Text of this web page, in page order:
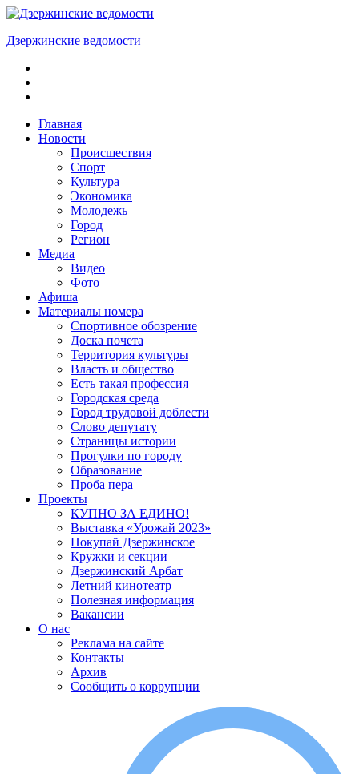
Skip
content
Дзержинские ведомости
ОБЩЕСТВЕННО-
ПОЛИТИЧЕСКАЯ
ГАЗЕТАГлавная
Новости
Происшествия
Спорт
Культура
Экономика
Молодежь
Город
Регион
Медиа
Видео
Фото
Афиша
Материалы номера
Спортивное обозрение
Доска почета
Территория культуры
Власть и общество
Есть такая профессия
Городская среда
Город трудовой доблести
Слово депутату
Страницы истории
Прогулки по городу
Образование
Проба пера
Проекты
КУПНО ЗА ЕДИНО!
Выставка «Урожай 2023»
Покупай Дзержинское
Кружки и секции
Дзержинский Арбат
Летний кинотеатр
Полезная информация
Вакансии
О нас
Реклама на сайте
Контакты
Архив
Сообщить о коррупции